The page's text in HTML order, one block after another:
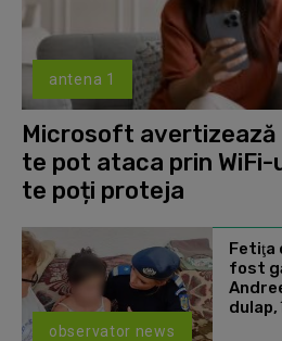
antena 1
Microsoft avertizează
te pot ataca prin WiFi-
te poți proteja
observator news
Fetiţa
fost